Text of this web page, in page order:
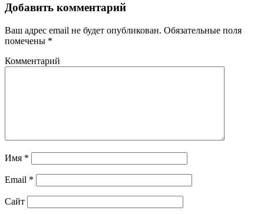
Добавить комментарий
Ваш адрес email не будет опубликован. Обязательные поля
помечены *
Комментарий
Имя *
Email *
Сайт